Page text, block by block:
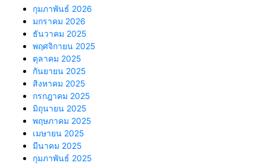
กุมภาพันธ์ 2026
มกราคม 2026
ธันวาคม 2025
พฤศจิกายน 2025
ตุลาคม 2025
กันยายน 2025
สิงหาคม 2025
กรกฎาคม 2025
มิถุนายน 2025
พฤษภาคม 2025
เมษายน 2025
มีนาคม 2025
กุมภาพันธ์ 2025